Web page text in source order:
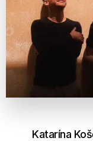
Katarína